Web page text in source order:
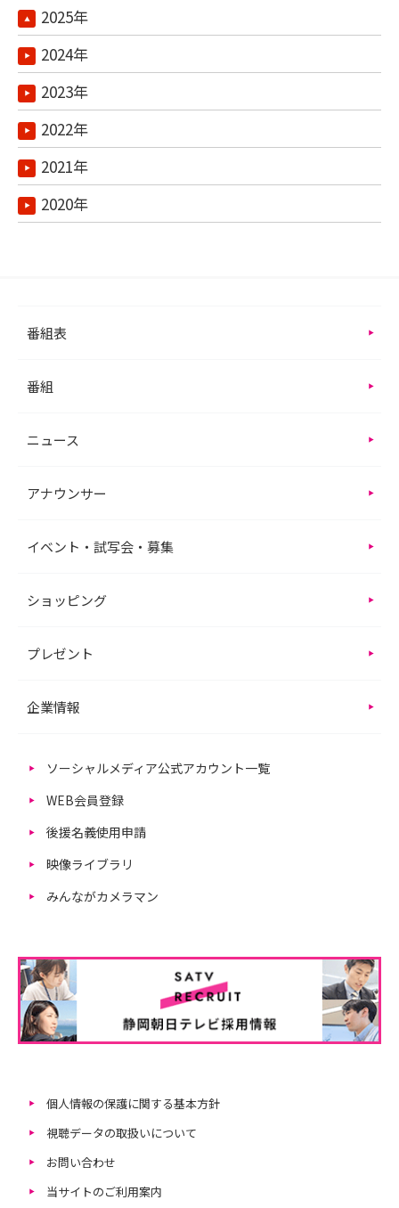
2025年
2024年
2023年
2022年
2021年
2020年
番組表
番組
ニュース
アナウンサー
イベント・試写会・募集
ショッピング
プレゼント
企業情報
ソーシャルメディア公式アカウント一覧
WEB会員登録
後援名義使用申請
映像ライブラリ
みんながカメラマン
個人情報の保護に関する基本方針
視聴データの取扱いについて
お問い合わせ
当サイトのご利用案内